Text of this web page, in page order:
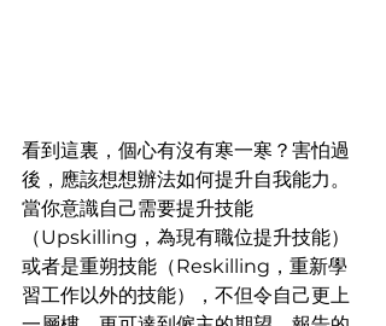
看到這裏，個心有沒有寒一寒？害怕過
後，應該想想辦法如何提升自我能力。
當你意識自己需要提升技能
（Upskilling，為現有職位提升技能）
或者是重朔技能（Reskilling，重新學
習工作以外的技能），不但令自己更上